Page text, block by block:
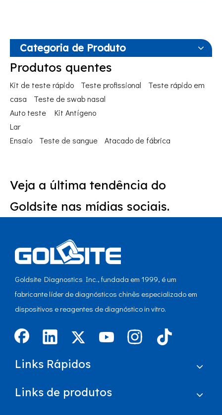
Categoria de Produto
Produtos quentes
Kit de teste rápido Teste profissional
Teste rápido em
casa
Teste de swab nasal
Auto teste
Kit Antígeno
Lar
Ensaio
Teste de sangue Atacado de fábrica
Veja a última tendência do
Goldsite nas mídias sociais.
Goldsite Diagnostics Inc., fundada em 1999, é um
fabricante líder de diagnósticos chinês especializado em
dispositivos e reagentes de diagnóstico in vitro.
Links Rápidos
Links de produtos